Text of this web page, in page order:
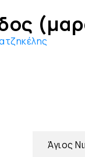
Άγιος